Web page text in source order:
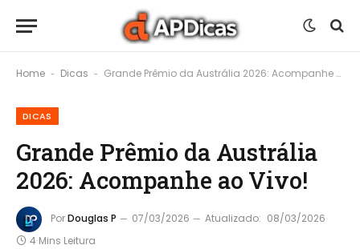
Home - Dicas - Grande Prêmio da Austrália 2026: Acompanhe ao Vivo!
DICAS
Grande Prêmio da Austrália
2026: Acompanhe ao Vivo!
PorDouglas P 07/03/2026 Atualizado: 08/03/2026
4 Mins Leitura